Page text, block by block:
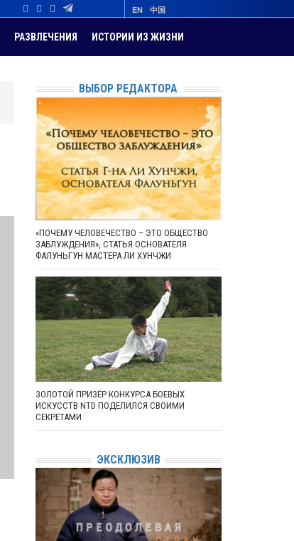
EN 中国
РАЗВЛЕЧЕНИЯ ИСТОРИИ ИЗ ЖИЗНИ
ВЫБОР РЕДАКТОРА
«ПОЧЕМУ ЧЕЛОВЕЧЕСТВО – ЭТО ОБЩЕСТВО
ЗАБЛУЖДЕНИЯ», СТАТЬЯ ОСНОВАТЕЛЯ
ФАЛУНЬГУН МАСТЕРА ЛИ ХУНЧЖИ
ЗОЛОТОЙ ПРИЗЁР КОНКУРСА БОЕВЫХ
ИСКУССТВ NTD ПОДЕЛИЛСЯ СВОИМИ
СЕКРЕТАМИ
ЭКСКЛЮЗИВ